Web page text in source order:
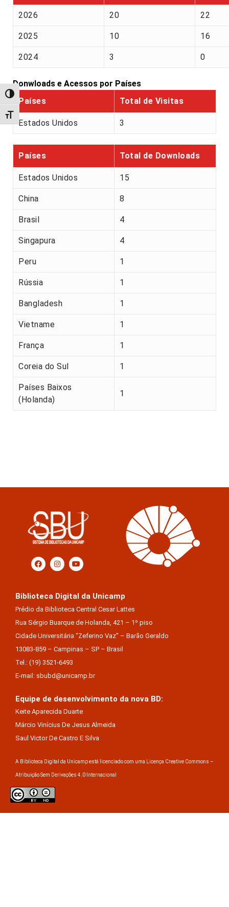
Alternar alto contraste
Alternar tamanho da fonte
2026 20 22
2025 10 16
2024 3 0
Donwloads e Acessos por Países
Países
Total de Visitas
Estados Unidos 3
Países Total de Downloads
Estados Unidos 15
China 8
Brasil 4
Singapura 4
Peru 1
Rússia 1
Bangladesh 1
Vietname 1
França 1
Coreia do Sul 1
Países Baixos
(Holanda)
1
Biblioteca Digital da Unicamp
Prédio da Biblioteca Central Cesar Lattes
Rua Sérgio Buarque de Holanda, 421 – 1º piso
Cidade Universitária “Zeferino Vaz” – Barão Geraldo
13083-859 – Campinas – SP – Brasil
Tel.: (19) 3521-6493
E-mail: sbubd@unicamp.br
Equipe de desenvolvimento da nova BD:
Keite Aparecida Duarte
Márcio Vinícius De Jesus Almeida
Saul Victor De Castro E Silva
A Biblioteca Digital da Unicamp está licenciado com uma Licença Creative Commons –
Atribuição Sem Derivações 4.0 Internacional